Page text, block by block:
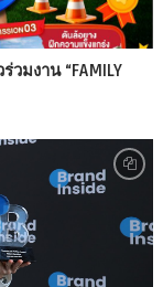
มงาน “FAMILY